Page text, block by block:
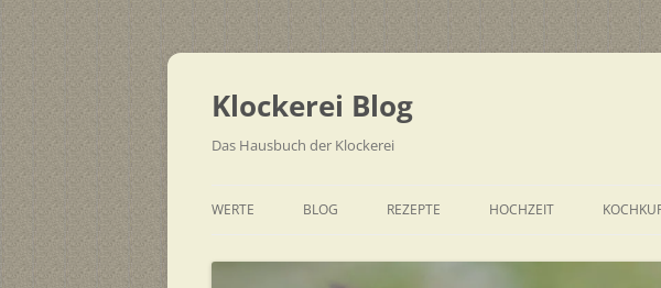
Zum
springen
Klockerei Blog
Das Hausbuch der Klockerei
WERTE BLOG REZEPTE HOCHZEIT